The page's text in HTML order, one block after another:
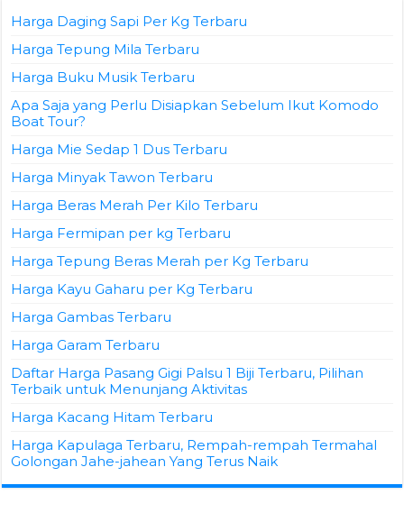
Harga Daging Sapi Per Kg Terbaru
Harga Tepung Mila Terbaru
Harga Buku Musik Terbaru
Apa Saja yang Perlu Disiapkan Sebelum Ikut Komodo
Boat Tour?
Harga Mie Sedap 1 Dus Terbaru
Harga Minyak Tawon Terbaru
Harga Beras Merah Per Kilo Terbaru
Harga Fermipan per kg Terbaru
Harga Tepung Beras Merah per Kg Terbaru
Harga Kayu Gaharu per Kg Terbaru
Harga Gambas Terbaru
Harga Garam Terbaru
Daftar Harga Pasang Gigi Palsu 1 Biji Terbaru, Pilihan
Terbaik untuk Menunjang Aktivitas
Harga Kacang Hitam Terbaru
Harga Kapulaga Terbaru, Rempah-rempah Termahal
Golongan Jahe-jahean Yang Terus Naik